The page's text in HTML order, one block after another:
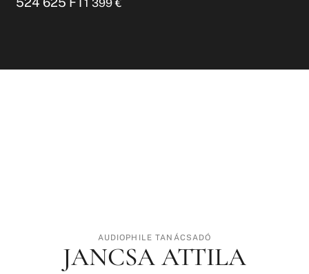
1 399€
AUDIOPHILE TANÁCSADÓ
JANCSA ATTILA